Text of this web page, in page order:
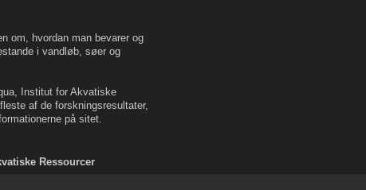
om, hvordan man bevarer og
i vandløb, søer og
Institut for Akvatiske
af de forskningsresultater,
på sitet.
Ressourcer